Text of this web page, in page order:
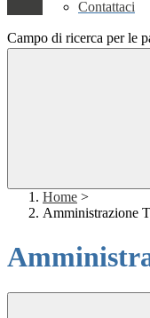
Contattaci
Campo di ricerca per le
Home >
Amministrazione